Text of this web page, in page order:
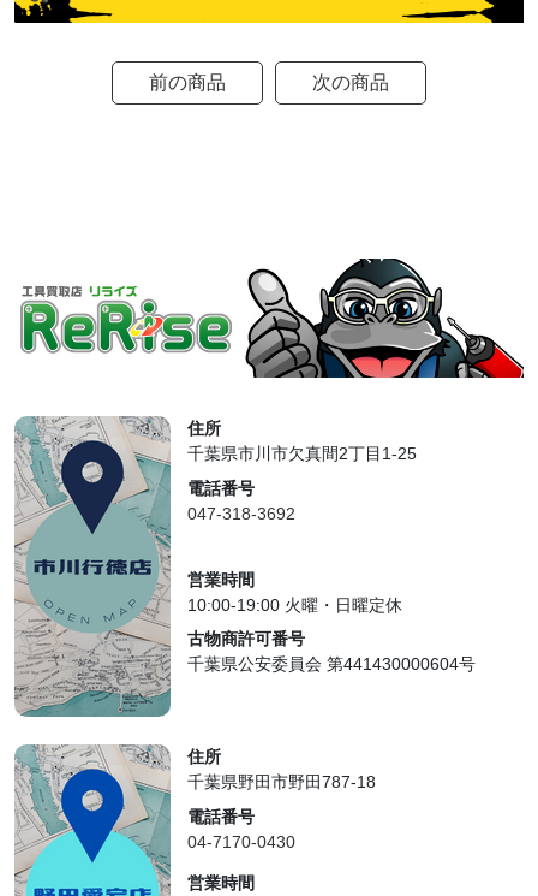
前の商品 次の商品
住所
千葉県市川市欠真間2丁目1-25
電話番号
047-318-3692
営業時間
10:00-19:00 火曜・日曜定休
古物商許可番号
千葉県公安委員会 第441430000604号
住所
千葉県野田市野田787-18
電話番号
04-7170-0430
営業時間